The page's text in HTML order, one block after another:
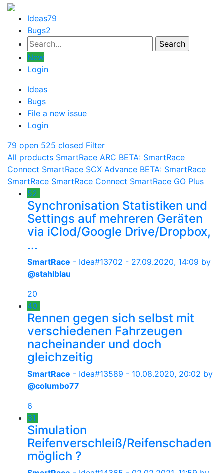
Ideas79
Bugs2
New
Login
Ideas
Bugs
File a new issue
Login
79 open 525 closed Filter
All products SmartRace ARC BETA: SmartRace
Connect SmartRace SCX Advance BETA: SmartRace
SmartRace SmartRace Connect SmartRace GO Plus
52
Synchronisation Statistiken und
Settings auf mehreren Geräten
via iClod/Google Drive/Dropbox,
...
SmartRace - Idea#13702 - 27.09.2020, 14:09 by
@stahlblau
20
40
Rennen gegen sich selbst mit
verschiedenen Fahrzeugen
nacheinander und doch
gleichzeitig
SmartRace - Idea#13589 - 10.08.2020, 20:02 by
@columbo77
6
31
Simulation
Reifenverschleiß/Reifenschaden
möglich ?